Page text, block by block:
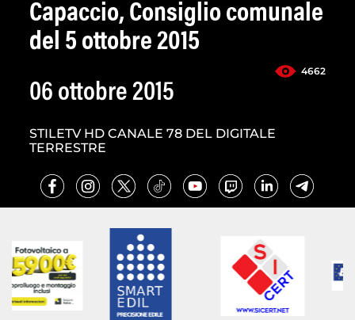
Capaccio, Consiglio comunale
del 5 ottobre 2015
4662
06 ottobre 2015
STILETV HD CANALE 78 DEL DIGITALE
TERRESTRE